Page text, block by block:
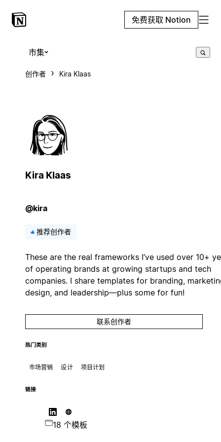
免费获取 Notion
市集
创作者 Kira Klaas
Kira Klaas
@kira
推荐创作者
These are the real frameworks I’ve used over 10+
of operating brands at growing startups and tech
companies. I share templates for branding,
design, and leadership—plus some for fun!
联系创作者
热门类别
市场营销 设计 项目计划
链接
18 个模板